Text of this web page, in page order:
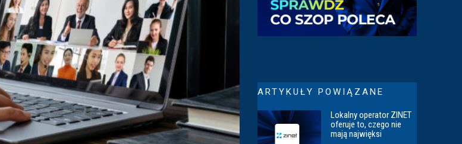
ARTYKUŁY POWIĄZANE
Lokalny operator ZINET
oferuje to, czego nie
mają najwięksi